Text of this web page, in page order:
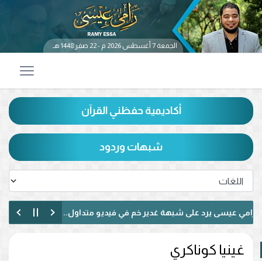
الجمعة 7 أغسطس 2026 م - 22 صفر 1448 هـ
أكاديمية حفظني القرآن
شبهات وردود
عيسى يرد على شبهة غدير خم في فيديو متداول.. ماذا قال عن حديث
غينيا كوناكري